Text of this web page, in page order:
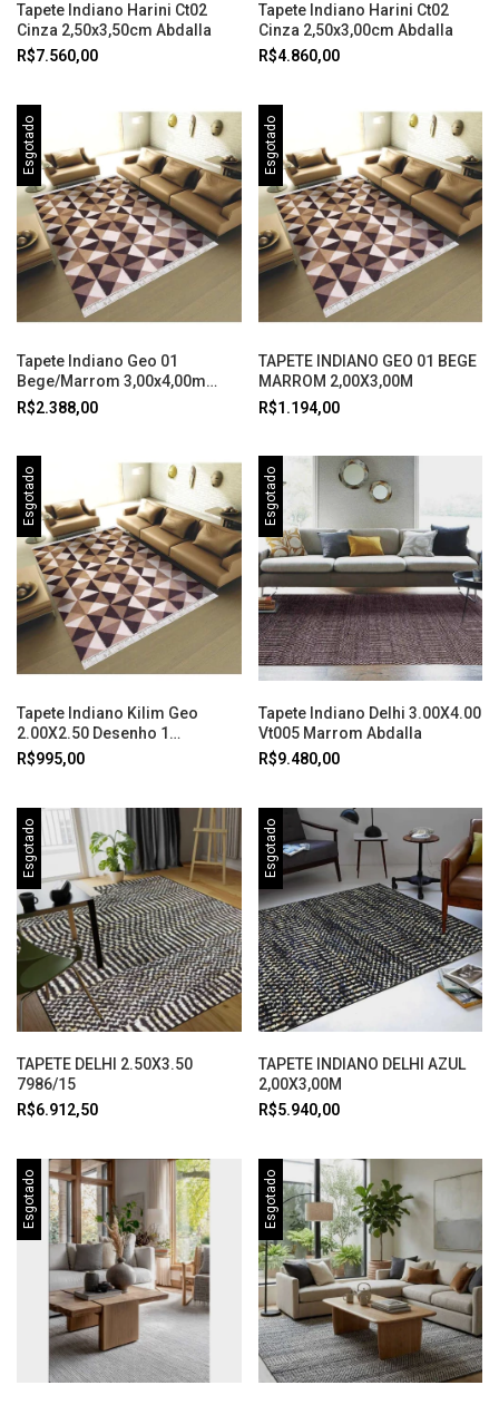
Tapete Indiano Harini Ct02
Cinza 2,50x3,50cm Abdalla
R$7.560,00
Tapete Indiano Harini Ct02
Cinza 2,50x3,00cm Abdalla
R$4.860,00
Esgotado
Tapete Indiano Geo 01
Bege/Marrom 3,00x4,00m
Abdalla
R$2.388,00
Esgotado
TAPETE INDIANO GEO 01 BEGE
MARROM 2,00X3,00M
R$1.194,00
Esgotado
Tapete Indiano Kilim Geo
2.00X2.50 Desenho 1
Marrom/Bege
R$995,00
Esgotado
Tapete Indiano Delhi 3.00X4.00
Vt005 Marrom Abdalla
R$9.480,00
Esgotado
TAPETE DELHI 2.50X3.50
7986/15
R$6.912,50
Esgotado
TAPETE INDIANO DELHI AZUL
2,00X3,00M
R$5.940,00
Esgotado Esgotado